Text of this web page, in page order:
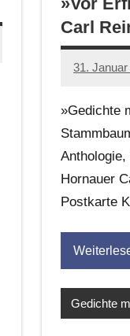
Carl
31. Januar
Jan-
Hornauer
für
»Gedichte
Hornauer
Postkarte
Gedichte